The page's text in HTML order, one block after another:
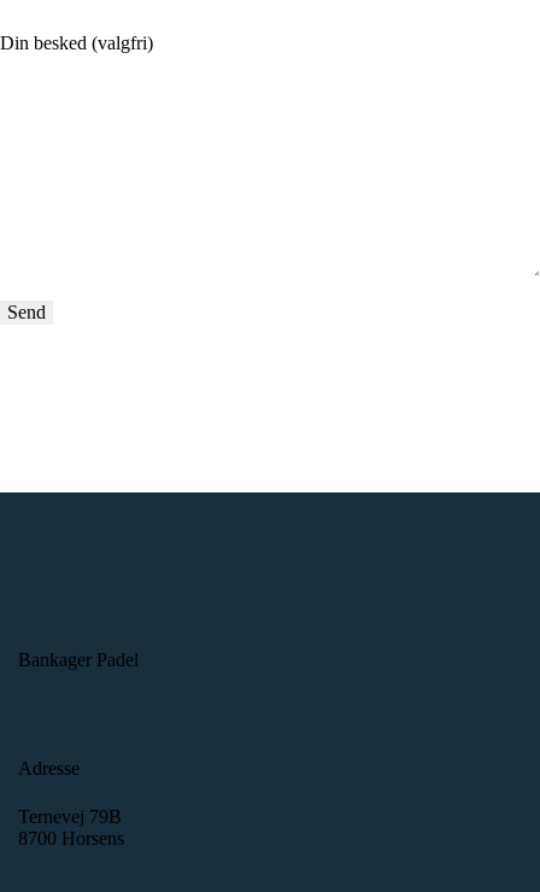
Din besked (valgfri)
Bankager Padel
Adresse
Ternevej 79B
8700 Horsens